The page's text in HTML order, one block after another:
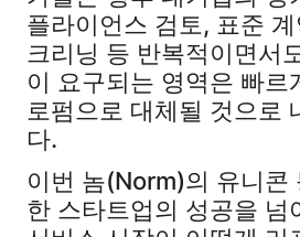
플라이언스 검토, 표준
크리닝 등 반복적이면서
이 요구되는 영역은 빠르
로펌으로 대체될 것으로
다.
이번 놈(Norm)의 유니콘
한 스타트업의 성공을 넘